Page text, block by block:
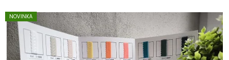
NOVINKA